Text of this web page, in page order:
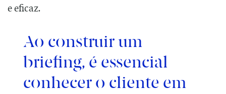
e eficaz.
Ao construir um
briefing, é essencial
conhecer o cliente em